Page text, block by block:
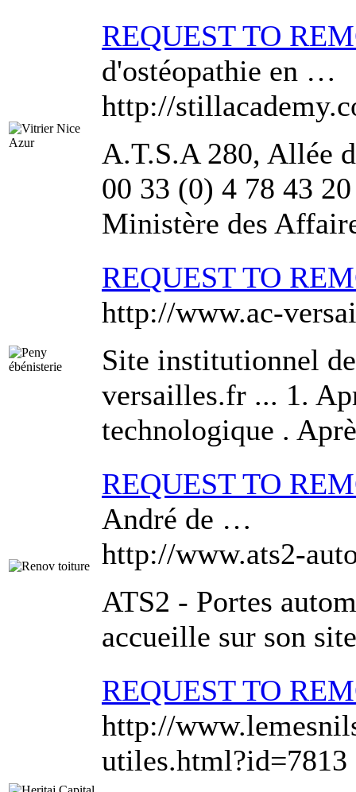
REQUEST TO
d'ostéopathie en …
http://
A.T.S.A 280, Allée
00 33 (0) 4 78 43
Ministère des
REQUEST TO
http://www.ac-
Site institutionnel
versailles.fr ... 1.
technologique .
REQUEST TO
André de …
http://www.ats2-
ATS2 - Portes
accueille sur son
REQUEST TO
http://
utiles.html?id=7813